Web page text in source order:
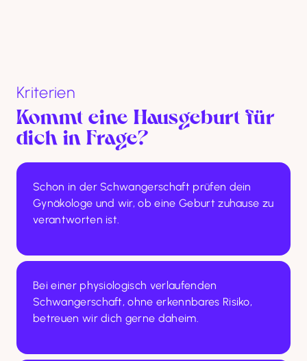
Kriterien
Kommt eine Hausgeburt für
dich in Frage?
Schon in der Schwangerschaft prüfen dein
Gynäkologe und wir, ob eine Geburt zuhause zu
verantworten ist.
Bei einer physiologisch verlaufenden
Schwangerschaft, ohne erkennbares Risiko,
betreuen wir dich gerne daheim.